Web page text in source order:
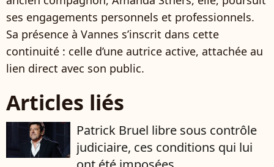
ses engagements personnels et professionnels.
Sa présence à Vannes s’inscrit dans cette
continuité : celle d’une autrice active, attachée au
lien direct avec son public.
Articles liés
Patrick Bruel libre sous contrôle
judiciaire, ces conditions qui lui